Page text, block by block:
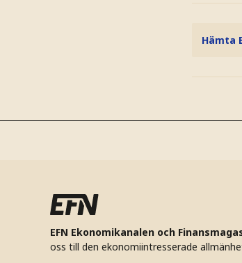
Hämta
EFN Ekonomikanalen och
oss till den ekonomiintresserade